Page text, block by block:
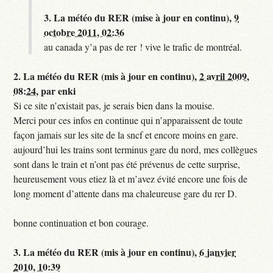
3.La météo du RER (mise à jour en continu),9
octobre 2011, 02:36
au canada y’a pas de rer ! vive le trafic de montréal.
2.La météo du RER (mis à jour en continu),2 avril 2009,
08:24,parenki
Si ce site n’existait pas, je serais bien dans la mouise.
Merci pour ces infos en continue qui n’apparaissent de toute
façon jamais sur les site de la sncf et encore moins en gare.
aujourd’hui les trains sont terminus gare du nord, mes collègues
sont dans le train et n’ont pas été prévenus de cette surprise,
heureusement vous etiez là et m’avez évité encore une fois de
long moment d’attente dans ma chaleureuse gare du rer D.
bonne continuation et bon courage.
3.La météo du RER (mis à jour en continu),6 janvier
2010, 10:39